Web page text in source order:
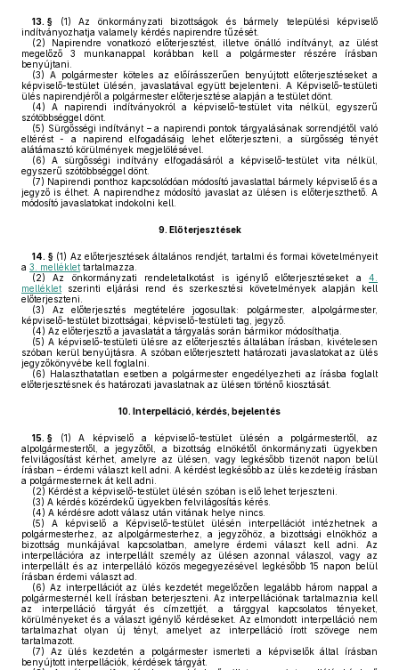
13. § (1) Az önkormányzati bizottságok és bármely települési képviselő
indítványozhatja valamely kérdés napirendre tűzését.
(2) Napirendre vonatkozó előterjesztést, illetve önálló indítványt, az ülést
megelőző 3 munkanappal korábban kell a polgármester részére írásban
benyújtani.
(3) A polgármester köteles az előírásszerűen benyújtott előterjesztéseket a
képviselő-testület ülésén, javaslatával együtt bejelenteni. A Képviselő-testületi
ülés napirendjéről a polgármester előterjesztése alapján a testület dönt.
(4) A napirendi indítványokról a képviselő-testület vita nélkül, egyszerű
szótöbbséggel dönt.
(5) Sürgősségi indítványt – a napirendi pontok tárgyalásának sorrendjétől való
eltérést - a napirend elfogadásáig lehet előterjeszteni, a sürgősség tényét
alátámasztó körülmények megjelölésével.
(6) A sürgősségi indítvány elfogadásáról a képviselő-testület vita nélkül,
egyszerű szótöbbséggel dönt.
(7) Napirendi ponthoz kapcsolódóan módosító javaslattal bármely képviselő és a
jegyző is élhet. A napirendhez módosító javaslat az ülésen is előterjeszthető. A
módosító javaslatokat indokolni kell.
9. Előterjesztések
14. § (1) Az előterjesztések általános rendjét, tartalmi és formai követelményeit
a 3. melléklet tartalmazza.
(2) Az önkormányzati rendeletalkotást is igénylő előterjesztéseket a 4.
melléklet szerinti eljárási rend és szerkesztési követelmények alapján kell
előterjeszteni.
(3) Az előterjesztés megtételére jogosultak: polgármester, alpolgármester,
képviselő-testület bizottságai, képviselő-testületi tag, jegyző.
(4) Az előterjesztő a javaslatát a tárgyalás során bármikor módosíthatja.
(5) A képviselő-testületi ülésre az előterjesztés általában írásban, kivételesen
szóban kerül benyújtásra. A szóban előterjesztett határozati javaslatokat az ülés
jegyzőkönyvébe kell foglalni.
(6) Halaszthatatlan esetben a polgármester engedélyezheti az írásba foglalt
előterjesztésnek és határozati javaslatnak az ülésen történő kiosztását.
10. Interpelláció, kérdés, bejelentés
15. § (1) A képviselő a képviselő-testület ülésén a polgármestertől, az
alpolgármestertől, a jegyzőtől, a bizottság elnökétől önkormányzati ügyekben
felvilágosítást kérhet, amelyre az ülésen, vagy legkésőbb tizenöt napon belül
írásban – érdemi választ kell adni. A kérdést legkésőbb az ülés kezdetéig írásban
a polgármesternek át kell adni.
(2) Kérdést a képviselő-testület ülésén szóban is elő lehet terjeszteni.
(3) A kérdés közérdekű ügyekben felvilágosítás kérés.
(4) A kérdésre adott válasz után vitának helye nincs.
(5) A képviselő a Képviselő-testület ülésén interpellációt intézhetnek a
polgármesterhez, az alpolgármesterhez, a jegyzőhöz, a bizottsági elnökhöz a
bizottság munkájával kapcsolatban, amelyre érdemi választ kell adni. Az
interpellációra az interpellált személy az ülésen azonnal válaszol, vagy az
interpellált és az interpelláló közös megegyezésével legkésőbb 15 napon belül
írásban érdemi választ ad.
(6) Az interpellációt az ülés kezdetét megelőzően legalább három nappal a
polgármesternél kell írásban beterjeszteni. Az interpellációnak tartalmaznia kell
az interpelláció tárgyát és címzettjét, a tárggyal kapcsolatos tényeket,
körülményeket és a választ igénylő kérdéseket. Az elmondott interpelláció nem
tartalmazhat olyan új tényt, amelyet az interpelláció írott szövege nem
tartalmazott.
(7) Az ülés kezdetén a polgármester ismerteti a képviselők által írásban
benyújtott interpellációk, kérdések tárgyát.